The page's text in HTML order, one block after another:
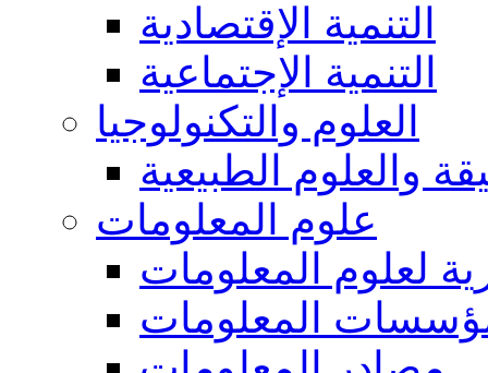
التنمية الإقتصادية
التنمية الإجتماعية
العلوم والتكنولوجيا
والعلوم الطبيعية
علوم المعلومات
لعلوم المعلومات
المعلومات